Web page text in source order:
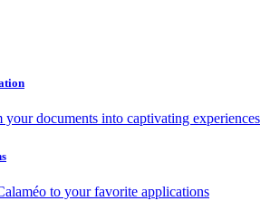
your documents into captivating experiences
to your favorite applications